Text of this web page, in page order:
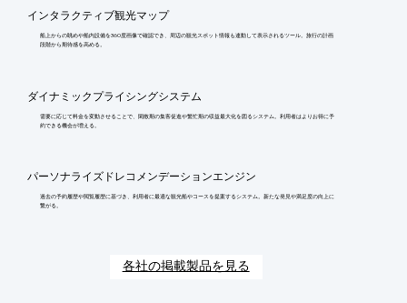
インタラクティブ観光マップ
船上からの眺めや船内設備を360度画像で確認でき、周辺の観光スポット情報も連動して表示されるツール。旅行の計画
段階から期待感を高める。
ダイナミックプライシングシステム
需要に応じて料金を変動させることで、閑散期の集客促進や繁忙期の収益最大化を図るシステム。利用者はよりお得に予
約できる機会が増える。
パーソナライズドレコメンデーションエンジン
過去の予約履歴や閲覧履歴に基づき、利用者に最適な観光船やコースを提案するシステム。新たな発見や満足度の向上に
繋がる。
各社の掲載製品を見る